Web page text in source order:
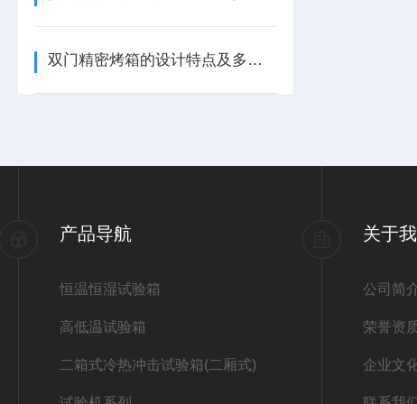
双门精密烤箱的设计特点及多场景适配能力介绍
产品导航
恒温恒湿试验箱
高低温试验箱
二箱式冷热冲击试验箱(二厢式)
关于
公司简
荣誉资
企业文